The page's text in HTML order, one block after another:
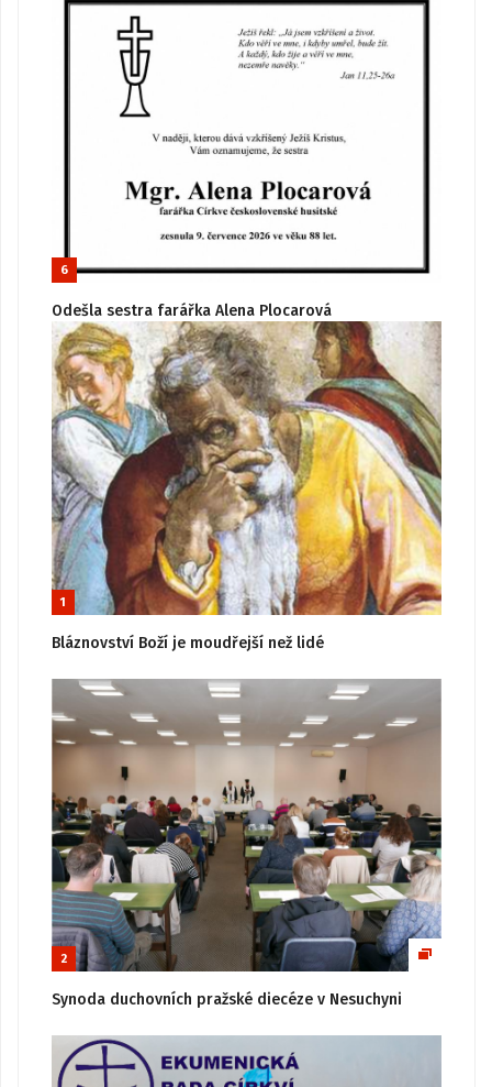
6
Odešla sestra farářka Alena Plocarová
1
Bláznovství Boží je moudřejší než lidé
2
Synoda duchovních pražské diecéze v Nesuchyni